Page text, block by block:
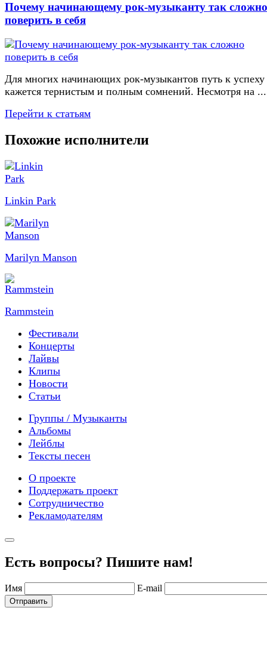
Почему начинающему рок-музыканту так сложно
поверить в себя
Для многих начинающих рок-музыкантов путь к успеху
кажется тернистым и полным сомнений. Несмотря на ...
Перейти к статьям
Похожие исполнители
Linkin Park
Marilyn Manson
Rammstein
Фестивали
Концерты
Лайвы
Клипы
Новости
Статьи
Группы / Музыканты
Альбомы
Лейблы
Тексты песен
О проекте
Поддержать проект
Сотрудничество
Рекламодателям
Есть вопросы? Пишите нам!
Имя E-mail